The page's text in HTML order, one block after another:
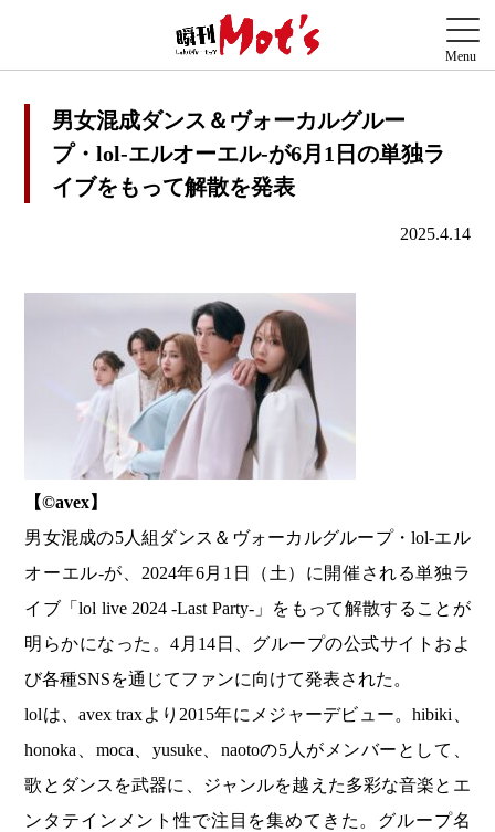
男女混成ダンス＆ヴォーカルグルー
プ・lol-エルオーエル-が6月1日の単独ラ
イブをもって解散を発表
2025.4.14
【©︎avex】
男女混成の5人組ダンス＆ヴォーカルグループ・lol-エル
オーエル-が、2024年6月1日（土）に開催される単独ラ
イブ「lol live 2024 -Last Party-」をもって解散することが
明らかになった。4月14日、グループの公式サイトおよ
び各種SNSを通じてファンに向けて発表された。
lolは、avex traxより2015年にメジャーデビュー。hibiki、
honoka、moca、yusuke、naotoの5人がメンバーとして、
歌とダンスを武器に、ジャンルを越えた多彩な音楽とエ
ンタテインメント性で注目を集めてきた。グループ名